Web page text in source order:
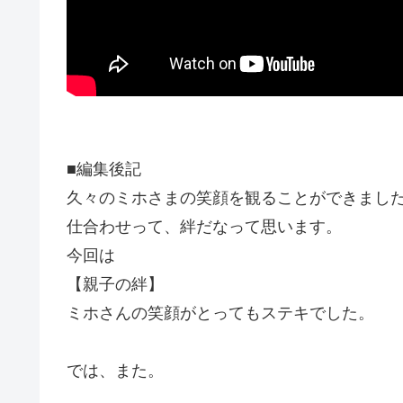
■編集後記
久々のミホさまの笑顔を観ることができまし
仕合わせって、絆だなって思います。
今回は
【親子の絆】
ミホさんの笑顔がとってもステキでした。
では、また。